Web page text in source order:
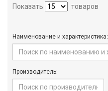
Производители
Контакты
Доставка
Тех.
Показать товаров
Наименование и характеристика:
Производитель: